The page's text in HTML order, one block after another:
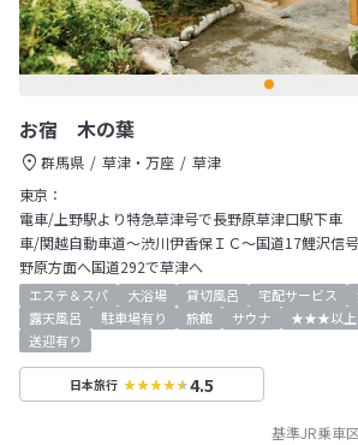
お宿 木の葉
群馬県 草津・万座
草津
東京：
電車/上野駅より特急草津号で長野原草津口駅下車
車/関越自動車道～渋川伊香保ＩＣ～国道17鯉沢信
野原方面へ国道292で草津へ
エステ＆スパ 大浴場 貸切風呂 宅配サービス
露天風呂
駐車場有り 旅館 サウナ ★★★以上
送迎有り
日本旅行 4.5
基準JR乗車